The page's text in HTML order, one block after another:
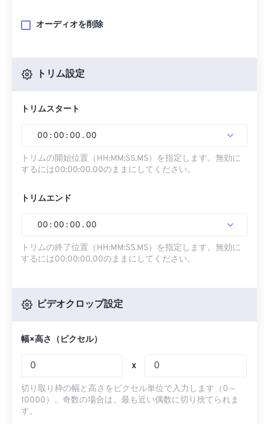
オーディオを削除
トリム設定
トリムスタート
00 : 00 : 00 . 00
トリムの開始位置（HH:MM:SS.MS）を指定します。無効に
するには00:00:00.00のままにしてください。
トリムエンド
00 : 00 : 00 . 00
トリムの終了位置（HH:MM:SS.MS）を指定します。無効に
するには00:00:00.00のままにしてください。
ビデオクロップ設定
幅×高さ（ピクセル）
x
切り取り枠の幅と高さをピクセル単位で入力します（0～
10000）。奇数の場合は、最も近い偶数に切り捨てられま
す。